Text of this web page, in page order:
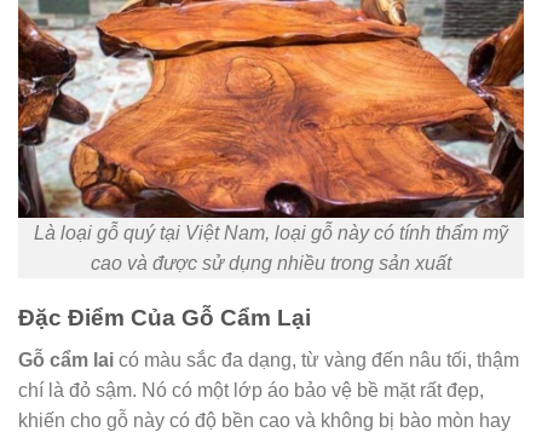
Là loại gỗ quý tại Việt Nam, loại gỗ này có tính thẩm mỹ
cao và được sử dụng nhiều trong sản xuất
Đặc Điểm Của Gỗ Cẩm Lại
Gỗ cẩm lai có màu sắc đa dạng, từ vàng đến nâu tối, thậm
chí là đỏ sậm. Nó có một lớp áo bảo vệ bề mặt rất đẹp,
khiến cho gỗ này có độ bền cao và không bị bào mòn hay